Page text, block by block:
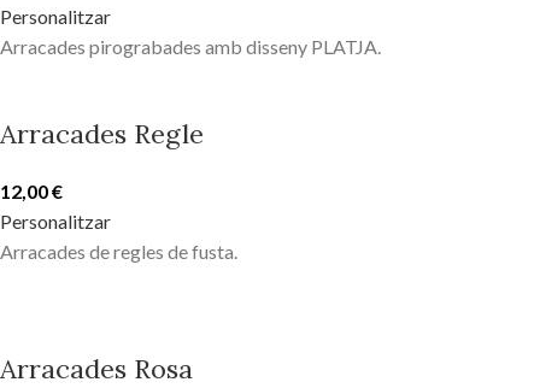
Personalitzar
Arracades pirograbades amb disseny PLATJA.
Arracades Regle
12,00€
Personalitzar
Arracades de regles de fusta.
Arracades Rosa